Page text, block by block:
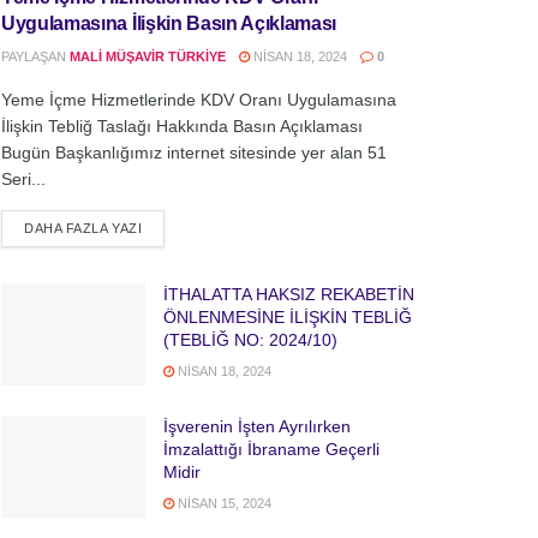
Uygulamasına İlişkin Basın Açıklaması
PAYLAŞAN MALI MÜŞAVIR TÜRKIYE NISAN 18, 2024 0
Yeme İçme Hizmetlerinde KDV Oranı Uygulamasına
İlişkin Tebliğ Taslağı Hakkında Basın Açıklaması
Bugün Başkanlığımız internet sitesinde yer alan 51
Seri...
DAHA FAZLA YAZI
İTHALATTA HAKSIZ REKABETİN
ÖNLENMESİNE İLİŞKİN TEBLİĞ
(TEBLİĞ NO: 2024/10)
NISAN 18, 2024
İşverenin İşten Ayrılırken
İmzalattığı İbraname Geçerli
Midir
NISAN 15, 2024